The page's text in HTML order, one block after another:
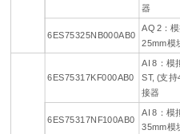
器
6ES75325NB000AB0
AQ 2：
25mm模
6ES75317KF000AB0
AI 8：模
ST, (支
接器
6ES75317NF100AB0
AI 8：模
35mm模